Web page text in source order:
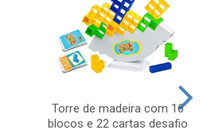
Torre de madeira com 16
blocos e 22 cartas desafio